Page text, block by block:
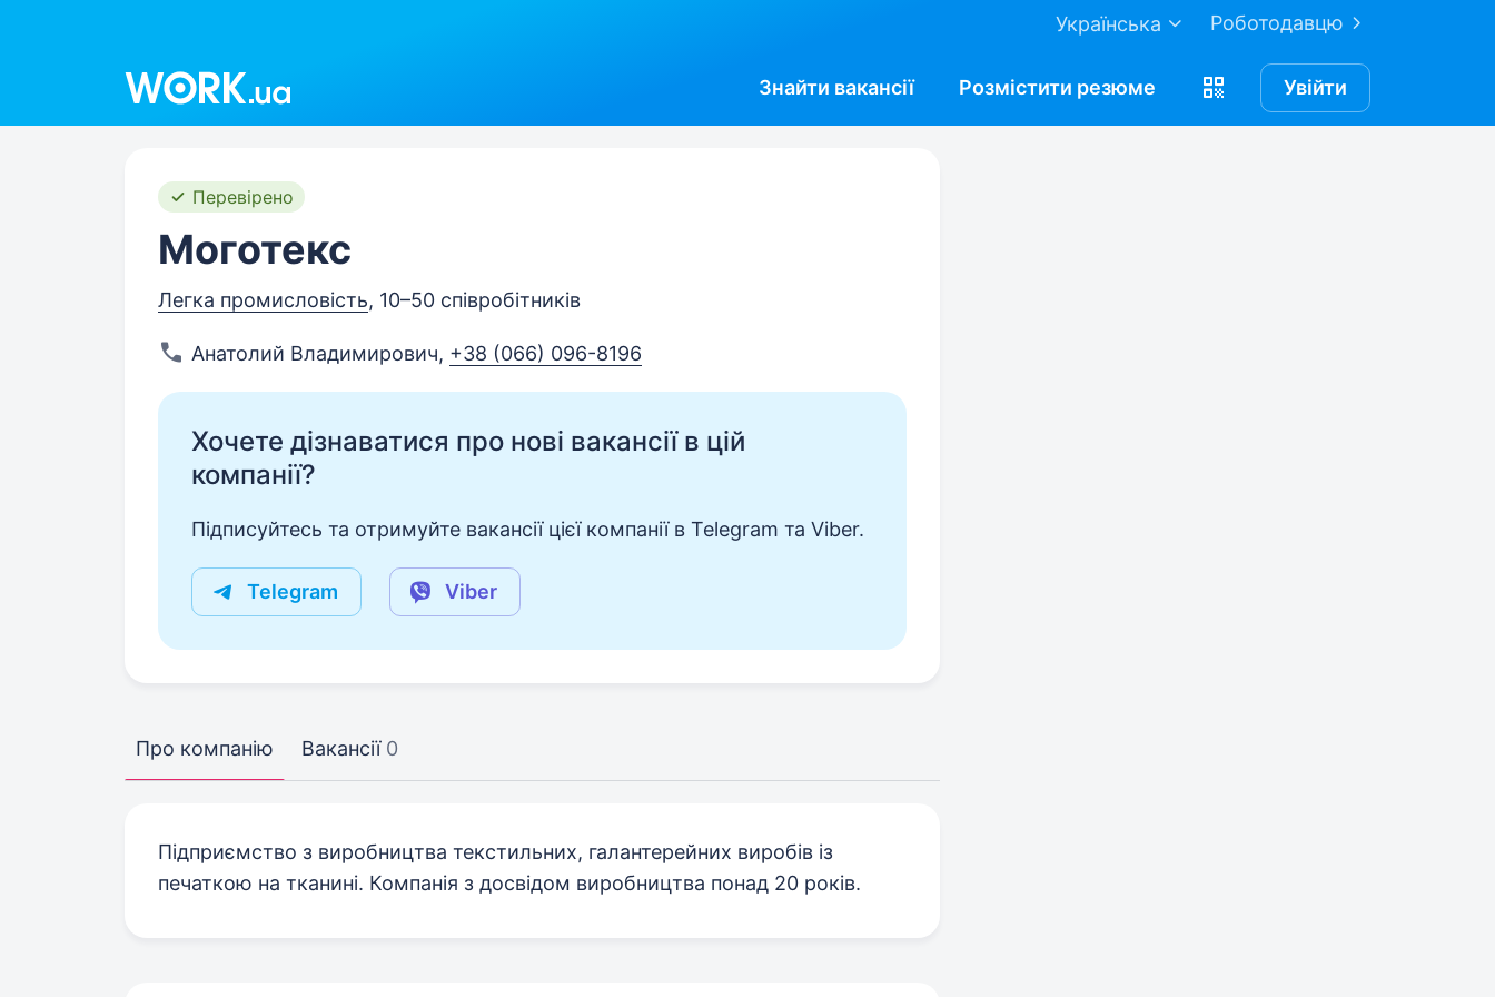
Роботодавцю
Українська
Знайти вакансії Розмістити резюме Увійти
Перевірено
Моготекс
Легка промисловість, 10–50 співробітників
Анатолий Владимирович, +38 (066) 096-8196
Хочете дізнаватися про нові вакансії в цій
компанії?
Підписуйтесь та отримуйте вакансії цієї компанії в Telegram та Viber.
Telegram Viber
Про компанію Вакансії 0
Підприємство з виробництва текстильних, галантерейних виробів із
печаткою на тканині. Компанія з досвідом виробництва понад 20 років.